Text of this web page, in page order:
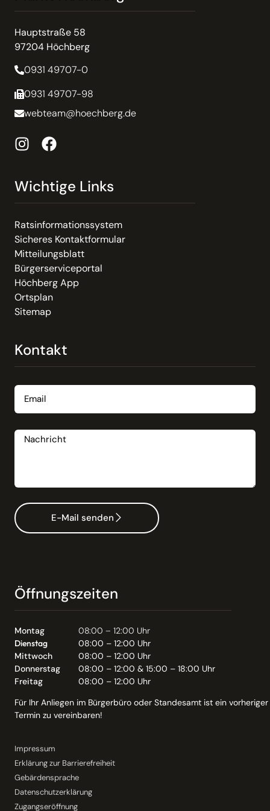
Hauptstraße 58
97204 Höchberg
0931 49707-0
0931 49707-98
webteam@hoechberg.de
Wichtige Links
Ratsinformationssystem
Sicheres Kontaktformular
Mitteilungsblatt
Bürgerserviceportal
Höchberg App
Ortsplan
Sitemap
Kontakt
E-Mail senden
Öffnungszeiten
Montag
08:00 – 12:00 Uhr
Dienstag
08:00 – 12:00 Uhr
Mittwoch
08:00 – 12:00 Uhr
Donnerstag
08:00 – 12:00 & 15:00 – 18:00 Uhr
Freitag
08:00 – 12:00 Uhr
Für Ihr Anliegen im Bürgerbüro oder Standesamt ist ein vorheriger
Termin zu vereinbaren!
Impressum
Erklärung zur Barrierefreiheit
Gebärdensprache
Datenschutzerklärung
Zugangseröffnung